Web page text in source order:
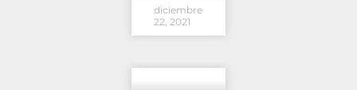
diciembre
22, 2021